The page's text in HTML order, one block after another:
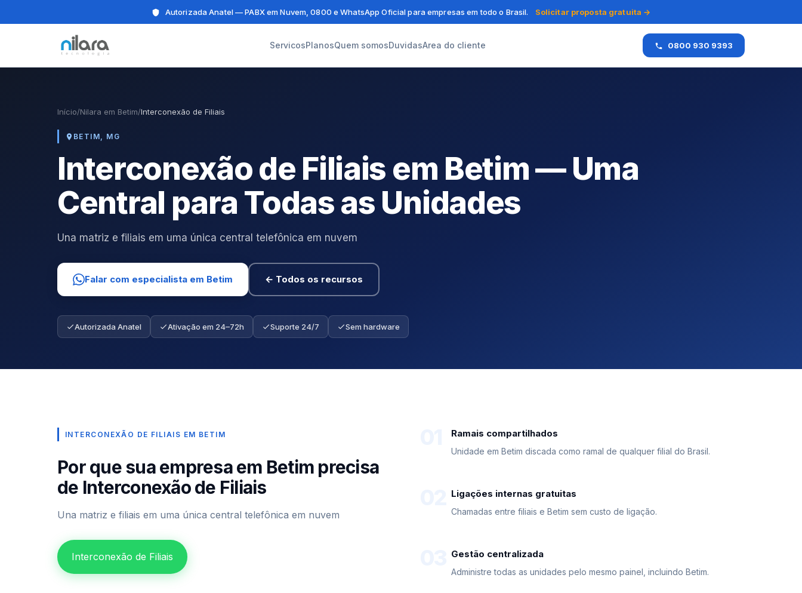
Autorizada Anatel — PABX em Nuvem, 0800 e WhatsApp Oficial para empresas em todo o Brasil. Solicitar proposta gratuita →
ServicosPlanosQuem somosDuvidasArea do cliente 0800 930 9393
Início/Nilara em Betim/Interconexão de Filiais
BETIM, MG
Interconexão de Filiais em Betim — Uma
Central para Todas as Unidades
Una matriz e filiais em uma única central telefônica em nuvem
Falar com especialista em Betim ← Todos os recursos
Autorizada Anatel Ativação em 24–72h Suporte 24/7 Sem hardware
INTERCONEXÃO DE FILIAIS EM BETIM
Por que sua empresa em Betim precisa
de Interconexão de Filiais
Una matriz e filiais em uma única central telefônica em nuvem
Interconexão de Filiais
Ramais compartilhados
Unidade em Betim discada como ramal de qualquer filial do Brasil.
Ligações internas gratuitas
Chamadas entre filiais e Betim sem custo de ligação.
Gestão centralizada
Administre todas as unidades pelo mesmo painel, incluindo Betim.